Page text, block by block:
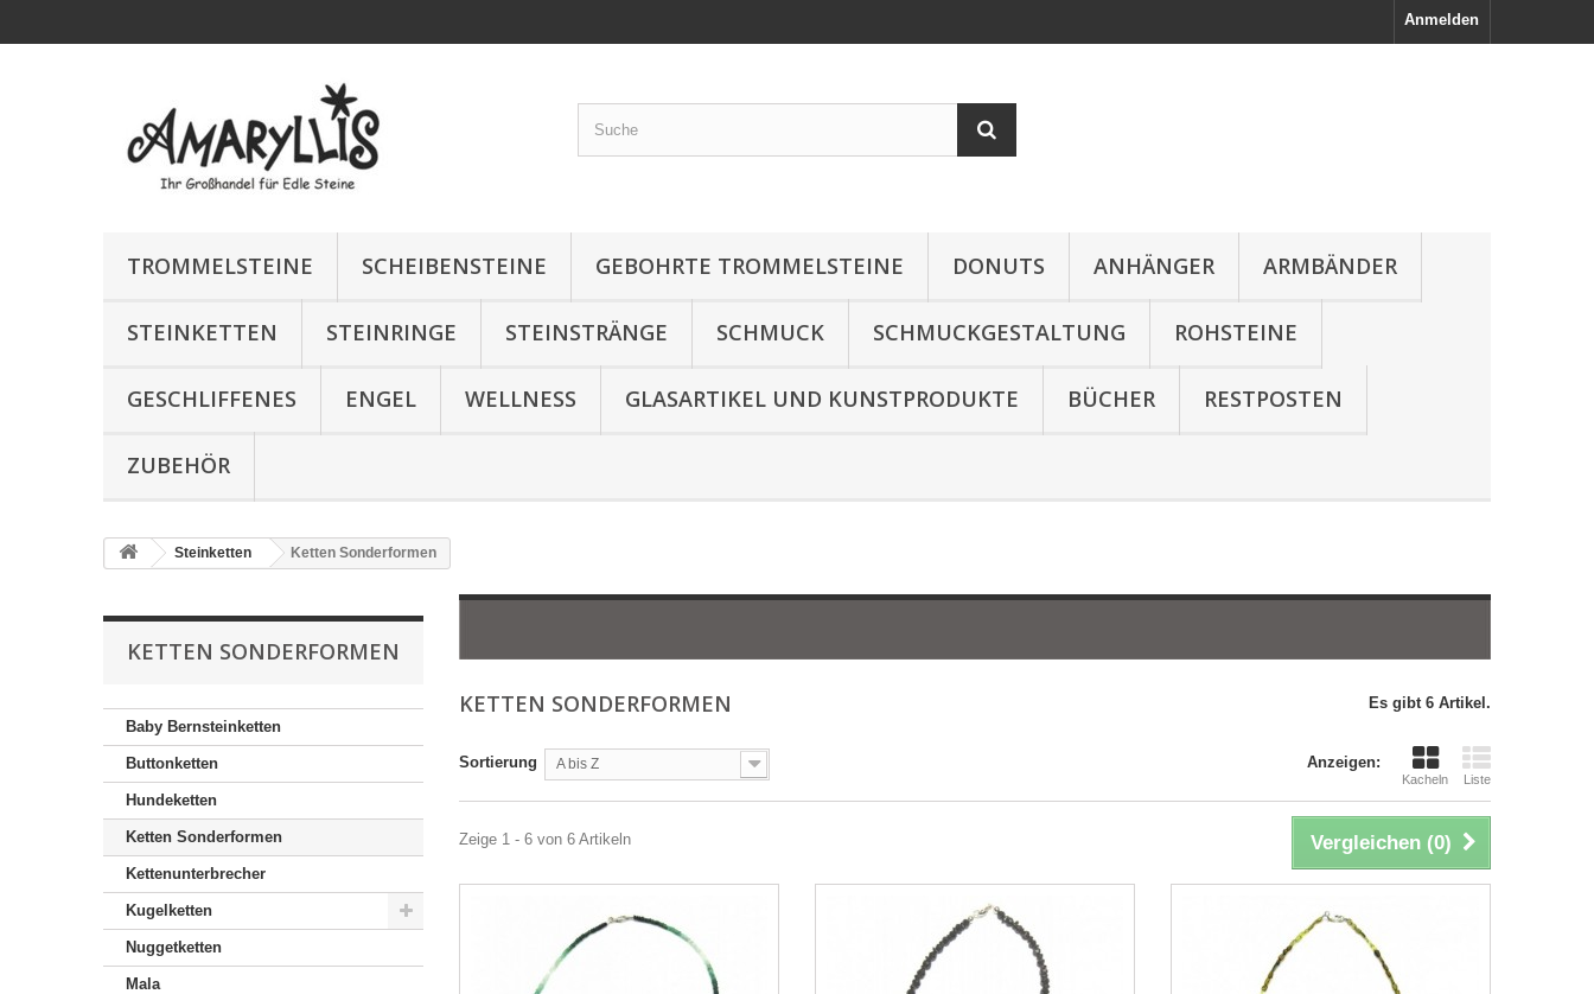
Anmelden
TROMMELSTEINE SCHEIBENSTEINE GEBOHRTE TROMMELSTEINE DONUTS ANHÄNGER ARMBÄNDER
STEINKETTEN STEINRINGE STEINSTRÄNGE SCHMUCK SCHMUCKGESTALTUNG ROHSTEINE
GESCHLIFFENES ENGEL WELLNESS GLASARTIKEL UND KUNSTPRODUKTE BÜCHER RESTPOSTEN
ZUBEHÖR
Steinketten Ketten Sonderformen
KETTEN SONDERFORMEN
Baby Bernsteinketten
Buttonketten
Hundeketten
Ketten Sonderformen
Kettenunterbrecher
Kugelketten
Nuggetketten
Mala
KETTEN SONDERFORMEN Es gibt 6 Artikel.
Anzeigen:
Kacheln Liste
Sortierung A bis Z
Vergleichen (0)
Zeige 1 - 6 von 6 Artikeln